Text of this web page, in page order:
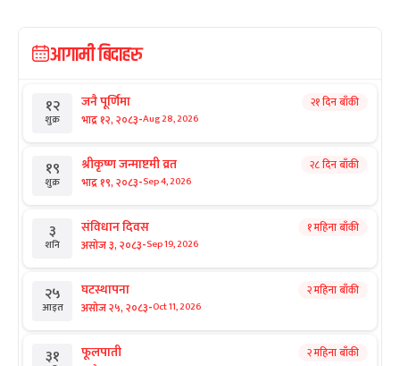
आगामी बिदाहरु
१२
शुक्र
जनै पूर्णिमा
भाद्र १२, २०८३-Aug 28, 2026
२१ दिन बाँकी
१९
शुक्र
श्रीकृष्ण जन्माष्टमी व्रत
भाद्र १९, २०८३-Sep 4, 2026
२८ दिन बाँकी
३
शनि
संविधान दिवस
असोज ३, २०८३-Sep 19, 2026
१ महिना बाँकी
२५
आइत
घटस्थापना
असोज २५, २०८३-Oct 11, 2026
२ महिना बाँकी
३१ फूलपाती २ महिना बाँकी